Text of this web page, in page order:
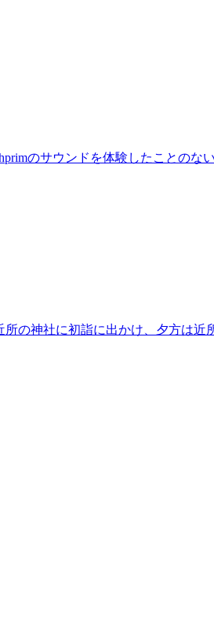
のサウンドを体験したことの
の神社に初詣に出かけ、夕方は